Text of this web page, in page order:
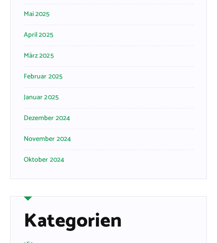
Mai 2025
April 2025
März 2025
Februar 2025
Januar 2025
Dezember 2024
November 2024
Oktober 2024
Kategorien